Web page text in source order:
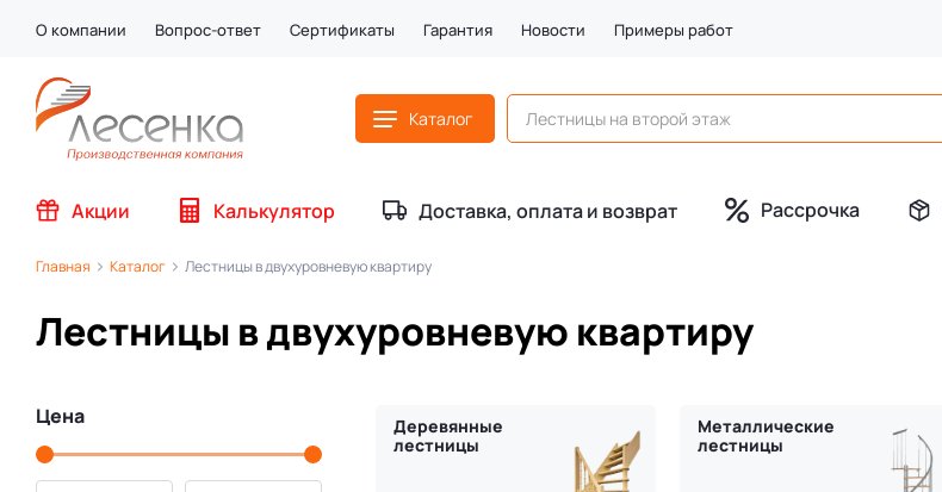
О компании Вопрос-ответ Сертификаты Гарантия Новости Примеры работ
Каталог
Акции Калькулятор Доставка, оплата и возврат Рассрочка
Главная Каталог Лестницы в двухуровневую квартиру
Лестницы в двухуровневую квартиру
Цена
Деревянные
лестницы
Металлические
лестницы